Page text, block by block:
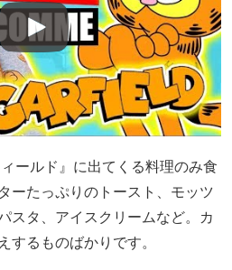
ールド』に出てくる料理のみ食
ーたっぷりのトースト、モッツ
スタ、アイスクリームなど。カ
するものばかりです。